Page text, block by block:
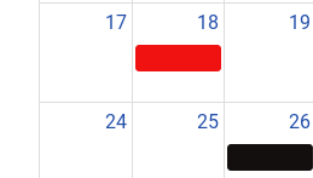
17 18 19
24 25 26